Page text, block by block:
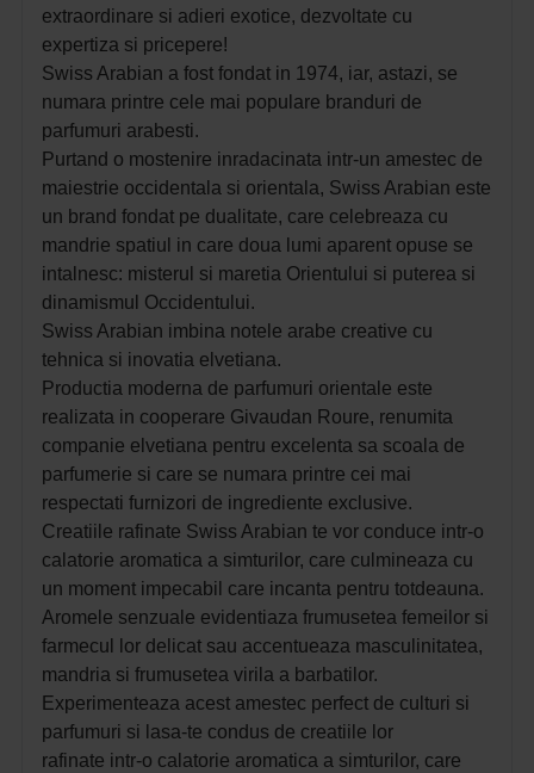
extraordinare si adieri exotice, dezvoltate cu
expertiza si pricepere!
Swiss Arabian a fost fondat in 1974, iar, astazi, se
numara printre cele mai populare branduri de
parfumuri arabesti.
Purtand o mostenire inradacinata intr-un amestec de
maiestrie occidentala si orientala, Swiss Arabian este
un brand fondat pe dualitate, care celebreaza cu
mandrie spatiul in care doua lumi aparent opuse se
intalnesc: misterul si maretia Orientului si puterea si
dinamismul Occidentului.
Swiss Arabian imbina notele arabe creative cu
tehnica si inovatia elvetiana.
Productia moderna de parfumuri orientale este
realizata in cooperare Givaudan Roure, renumita
companie elvetiana pentru excelenta sa scoala de
parfumerie si care se numara printre cei mai
respectati furnizori de ingrediente exclusive.
Creatiile rafinate Swiss Arabian te vor conduce intr-o
calatorie aromatica a simturilor, care culmineaza cu
un moment impecabil care incanta pentru totdeauna.
Aromele senzuale evidentiaza frumusetea femeilor si
farmecul lor delicat sau accentueaza masculinitatea,
mandria si frumusetea virila a barbatilor.
Experimenteaza acest amestec perfect de culturi si
parfumuri si lasa-te condus de creatiile lor
rafinate intr-o calatorie aromatica a simturilor, care